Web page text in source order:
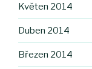
Květen 2014
Duben 2014
Březen 2014